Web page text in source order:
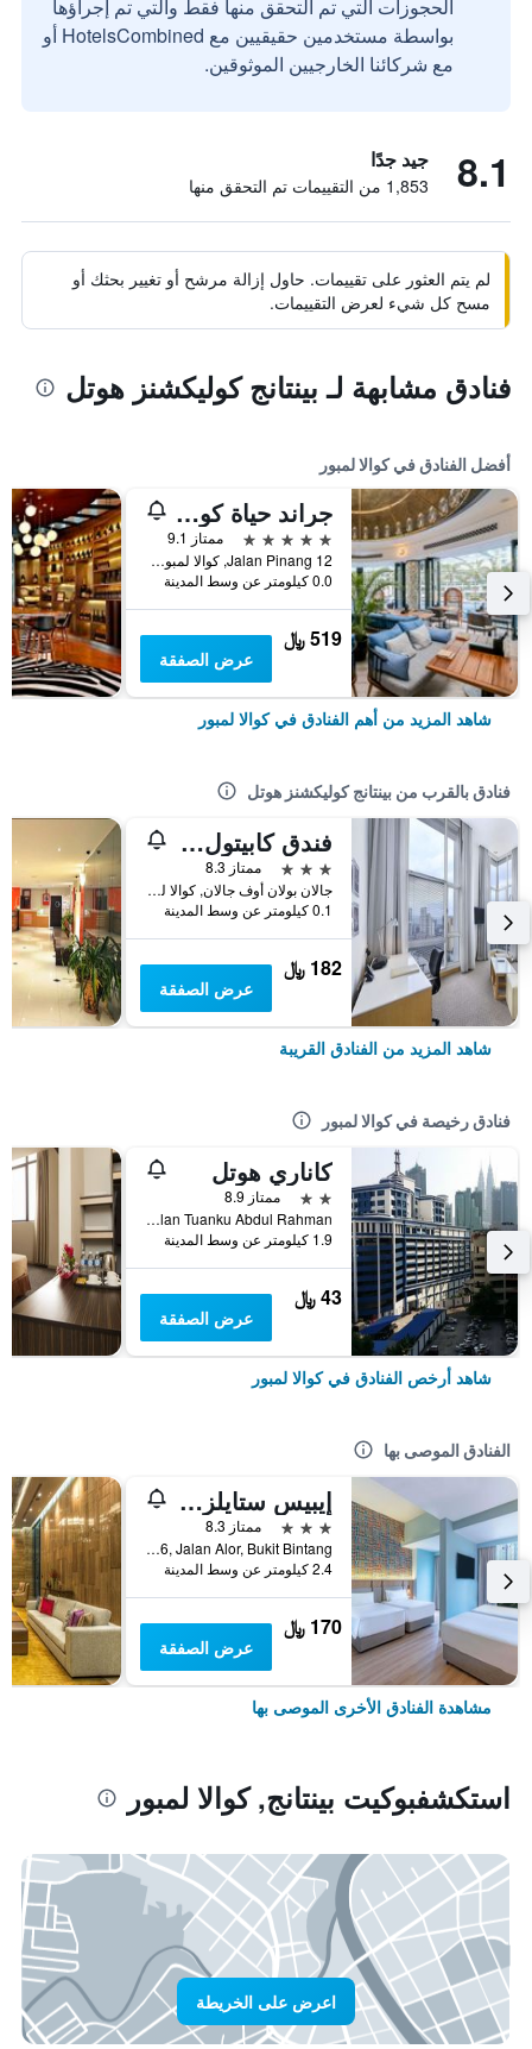
الحجوزات التي تم التحقق منها فقط والتي تم إجراؤها
بواسطة مستخدمين حقيقيين مع HotelsCombined أو
مع شركائنا الخارجيين الموثوقين.
8.1 جيد جدًا
1,853 من التقييمات تم التحقق منها
لم يتم العثور على تقييمات. حاول إزالة مرشح أو تغيير بحثك أو
مسح كل شيء لعرض التقييمات.
فنادق مشابهة لـ بينتانج كوليكشنز هوتل
أفضل الفنادق في كوالا لمبور
جراند حياة كوالالمبور
5 نجوم
ممتاز 9.1
12 Jalan Pinang, كوالا لمبور, ماليزيا
0.0 كيلومتر عن وسط المدينة
519 ﷼
عرض الصفقة
شاهد المزيد من أهم الفنادق في كوالا لمبور
فنادق بالقرب من بينتانج كوليكشنز هوتل
فندق كابيتول كوالالمبور
3 نجوم
ممتاز 8.3
جالان بولان أوف جالان, كوالا لمبور, ماليزيا
0.1 كيلومتر عن وسط المدينة
182 ﷼
عرض الصفقة
شاهد المزيد من الفنادق القريبة
فنادق رخيصة في كوالا لمبور
كاناري هوتل
2 نجمتين
ممتاز 8.9
No 189-191, Jalan Tuanku Abdul Rahman, كوالا لمبور, ماليزيا
1.9 كيلومتر عن وسط المدينة
43 ﷼
عرض الصفقة
شاهد أرخص الفنادق في كوالا لمبور
الفنادق الموصى بها
إيبيس ستايلز كوالا لمبور بوكيت بينتانج
3 نجوم
ممتاز 8.3
No.16, Jalan Alor, Bukit Bintang, كوالا لمبور, ماليزيا
2.4 كيلومتر عن وسط المدينة
170 ﷼
عرض الصفقة
مشاهدة الفنادق الأخرى الموصى بها
استكشفبوكيت بينتانج, كوالا لمبور
اعرض على الخريطة